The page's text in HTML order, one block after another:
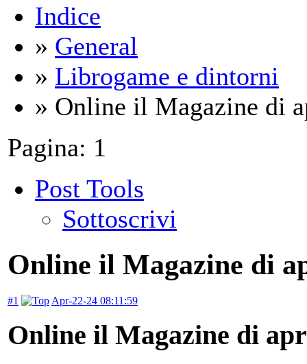
Indice
» General
» Librogame e dintorni
» Online il Magazine di
Pagina: 1
Post Tools
Sottoscrivi
Online il Magazine di
#1 Apr-22-24 08:11:59
Online il Magazine di